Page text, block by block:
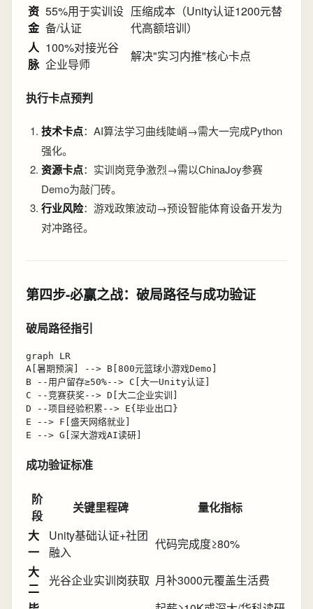
资
金
55%用于实训设
备/认证
压缩成本（Unity认证1200元替
代高额培训）
人
脉
100%对接光谷
企业导师
解决"实习内推"核心卡点
执行卡点预判
技术卡点：AI算法学习曲线陡峭→需大一完成Python
强化。
资源卡点：实训岗竞争激烈→需以ChinaJoy参赛
Demo为敲门砖。
行业风险：游戏政策波动→预设智能体育设备开发为
对冲路径。
第四步-必赢之战：破局路径与成功验证
破局路径指引
graph LR
A[暑期预演] --> B[800元篮球小游戏Demo]
B --用户留存≥50%--> C[大一Unity认证]
C --竞赛获奖--> D[大二企业实训]
D --项目经验积累--> E{毕业出口}
E --> F[盛天网络就业]
成功验证标准
阶
段
关键里程碑
量化指标
大
一
Unity基础认证+社团
融入
代码完成度≥80%
大
二
光谷企业实训岗获取 月补3000元覆盖生活费